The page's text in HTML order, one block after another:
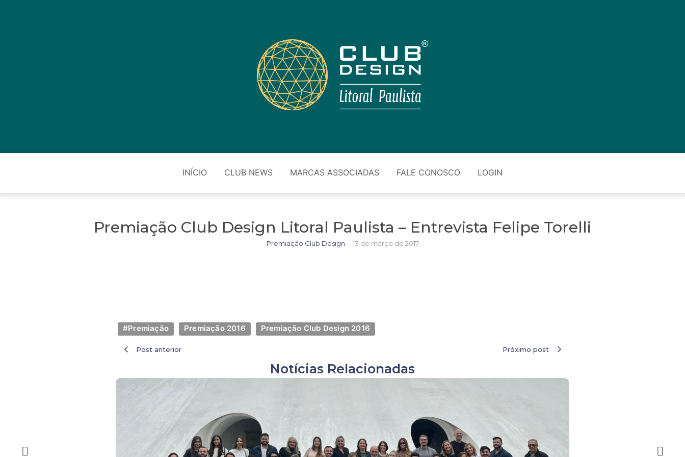
INÍCIO CLUB NEWS MARCAS ASSOCIADAS FALE CONOSCO LOGIN
Premiação Club Design Litoral Paulista – Entrevista Felipe Torelli
Premiação Club Design 13 de março de 2017
#Premiação Premiação 2016 Premiação Club Design 2016
Post anterior Próximo post
Notícias Relacionadas